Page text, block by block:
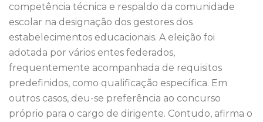
competência técnica e respaldo da comunidade
escolar na designação dos gestores dos
estabelecimentos educacionais. A eleição foi
adotada por vários entes federados,
frequentemente acompanhada de requisitos
predefinidos, como qualificação específica. Em
outros casos, deu-se preferência ao concurso
próprio para o cargo de dirigente. Contudo, afirma o